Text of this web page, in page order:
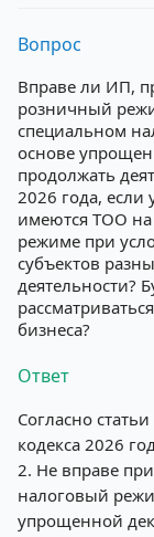
Вопрос
Вправе ли ИП,
розничный
специальном
основе
продолжать
2026 года, если
имеются ТОО
режиме при
субъектов
деятельности?
бизнеса?
Ответ
Согласно
кодекса 2026
2. Не вправе
налоговый
упрощенной